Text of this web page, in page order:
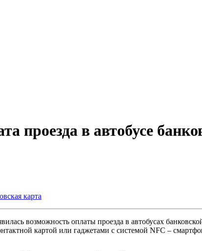
проезда в автобусе
карта
возможность оплаты проезда в автобусах
картой или гаджетами с системой NFC –